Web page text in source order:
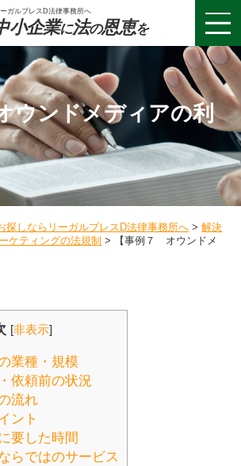
ガルブレスD法律事務所へ
小企業に法の恩恵を
ウンドメディアの利
探しならリーガルブレスD法律事務所へ >解決
ケティングの法規制 >
【事例７ オウンドメ
[非表示]
業種・規模
依頼前の状況
流れ
ント
要した時間
らではのサービス